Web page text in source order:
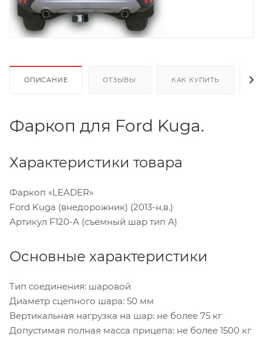
ОПИСАНИЕ ОТЗЫВЫ КАК КУПИТЬ
Фаркоп для Ford Kuga.
Характеристики товара
Фаркоп «LEADER»
Ford Kuga (внедорожник) (2013-н.в.)
Артикул F120-A (съемный шар тип А)
Основные характеристики
Тип соединения: шаровой
Диаметр сцепного шара: 50 мм
Вертикальная нагрузка на шар: не более 75 кг
Допустимая полная масса прицепа: не более 1500 кг